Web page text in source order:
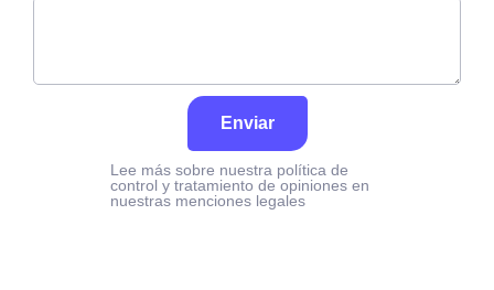
Enviar
Lee más sobre nuestra política de
control y tratamiento de opiniones en
nuestras menciones legales